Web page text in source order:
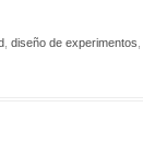
, diseño de experimentos